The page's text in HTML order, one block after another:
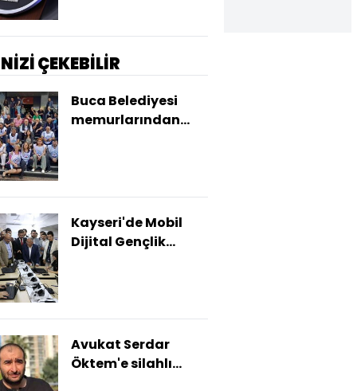
için hızlanma talebi
ÇEKEBİLİR
Buca Belediyesi
memurlarından
Kayseri'de Mobil
Dijital Gençlik
Avukat Serdar
Öktem'e silahlı